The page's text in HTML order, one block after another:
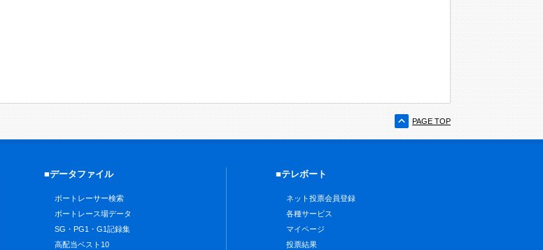
PAGE TOP
■データファイル
ボートレーサー検索
ボートレース場データ
SG・PG1・G1記録集
高配当ベスト10
■テレボート
ネット投票会員登録
各種サービス
マイページ
投票結果